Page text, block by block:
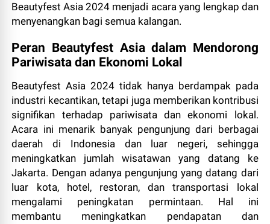
Beautyfest Asia 2024 menjadi acara yang lengkap dan
menyenangkan bagi semua kalangan.
Peran Beautyfest Asia dalam Mendorong
Pariwisata dan Ekonomi Lokal
Beautyfest Asia 2024 tidak hanya berdampak pada
industri kecantikan, tetapi juga memberikan kontribusi
signifikan terhadap pariwisata dan ekonomi lokal.
Acara ini menarik banyak pengunjung dari berbagai
daerah di Indonesia dan luar negeri, sehingga
meningkatkan jumlah wisatawan yang datang ke
Jakarta. Dengan adanya pengunjung yang datang dari
luar kota, hotel, restoran, dan transportasi lokal
mengalami peningkatan permintaan. Hal ini
membantu meningkatkan pendapatan dan